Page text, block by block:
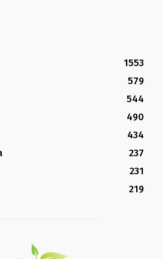
1553
579
544
490
434
237
231
219